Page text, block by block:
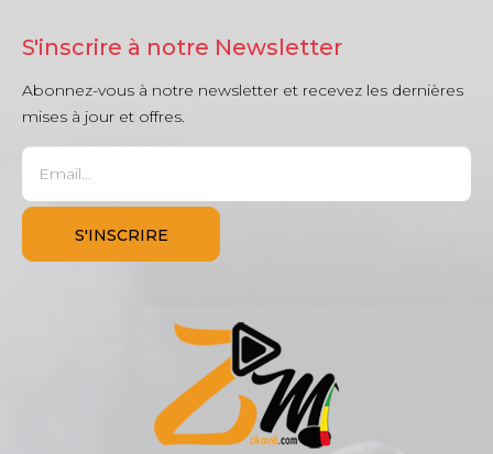
S'inscrire à notre Newsletter
Abonnez-vous à notre newsletter et recevez les dernières
mises à jour et offres.